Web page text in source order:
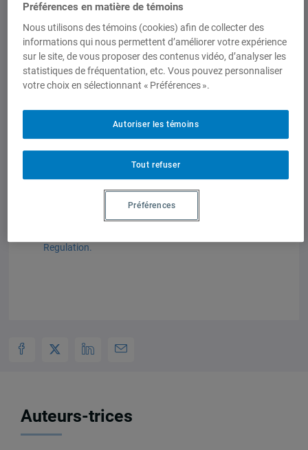
System of Social Protection and Political
Representation in Socio-Economic
Regulation. A Morphogenetic
Structuralist View on Institutional
Change in Comparative Perspective
Evolutionary and Institutional
Economic Review(Japan), Vol 7, no 2,
Documents joints
The place of National System of Social Protection
Regulation.
Auteurs-trices
Préférences en matière de témoins
Nous utilisons des témoins (cookies) afin de collecter des
informations qui nous permettent d’améliorer votre expérience
sur le site, de vous proposer des contenus vidéo, d’analyser les
statistiques de fréquentation, etc. Vous pouvez personnaliser
votre choix en sélectionnant « Préférences ».
Tout refuser
Autoriser les témoins
Préférences